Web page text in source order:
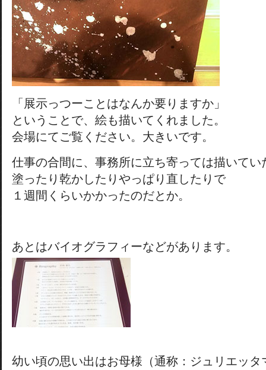
「展示っつーことはなんか要りますか」
ということで、絵も描いてくれました。
会場にてご覧ください。大きいです。
仕事の合間に、事務所に立ち寄っては描いてい
塗ったり乾かしたりやっぱり直したりで
１週間くらいかかったのだとか。
あとはバイオグラフィーなどがあります。
幼い頃の思い出はお母様（通称：ジュリエッタ